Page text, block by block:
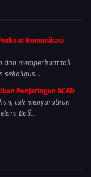
Komunikasi
dan memperkuat tali
sekaligus...
Penjaringan BCAD
tak menyurutkan
Bali...